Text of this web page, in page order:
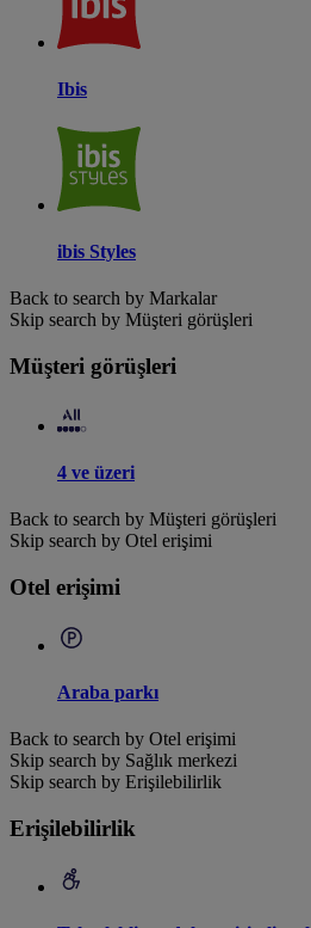
Ibis
ibis Styles
Back to search by Markalar
Skip search by Müşteri görüşleri
Müşteri görüşleri
4 ve üzeri
Back to search by Müşteri görüşleri
Skip search by Otel erişimi
Otel erişimi
Araba parkı
Back to search by Otel erişimi
Skip search by Sağlık merkezi
Skip search by Erişilebilirlik
Erişilebilirlik